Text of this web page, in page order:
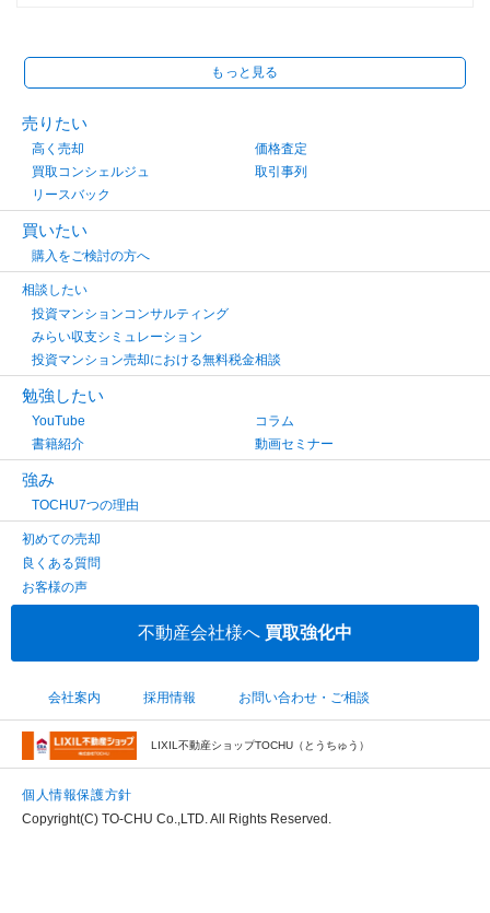
もっと見る
売りたい
高く売却
価格査定
買取コンシェルジュ
取引事列
リースバック
買いたい
購入をご検討の方へ
相談したい
投資マンションコンサルティング
みらい収支シミュレーション
投資マンション売却における無料税金相談
勉強したい
YouTube
コラム
書籍紹介
動画セミナー
強み
TOCHU7つの理由
初めての売却
良くある質問
お客様の声
不動産会社様へ 買取強化中
会社案内 採用情報 お問い合わせ・ご相談
LIXIL不動産ショップTOCHU（とうちゅう）
個人情報保護方針
Copyright(C) TO-CHU Co.,LTD. All Rights Reserved.